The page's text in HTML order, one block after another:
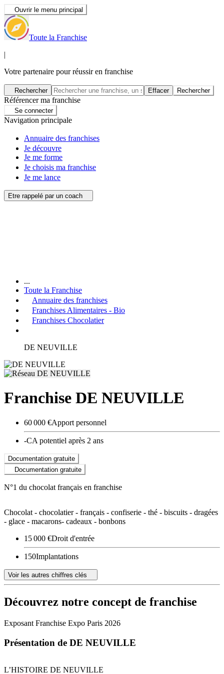
Ouvrir le menu principal
Toute la Franchise
|
Votre partenaire pour réussir en franchise
Rechercher Effacer Rechercher
Référencer ma franchise
Se connecter
Navigation principale
Annuaire des franchises
Je découvre
Je me forme
Je choisis ma franchise
Je me lance
Etre rappelé par un coach
...
Toute la Franchise
Annuaire des franchises
Franchises Alimentaires - Bio
Franchises Chocolatier
DE NEUVILLE
Franchise DE NEUVILLE
60 000 €Apport personnel
-CA potentiel après 2 ans
Documentation gratuite
Documentation gratuite
N°1 du chocolat français en franchise
Chocolat - chocolatier - français - confiserie - thé - biscuits - dragées
- glace - macarons- cadeaux - bonbons
15 000 €Droit d'entrée
150Implantations
Voir les autres chiffres clés
Découvrez notre concept de franchise
Exposant Franchise Expo Paris 2026
Présentation de DE NEUVILLE
L’HISTOIRE DE NEUVILLE